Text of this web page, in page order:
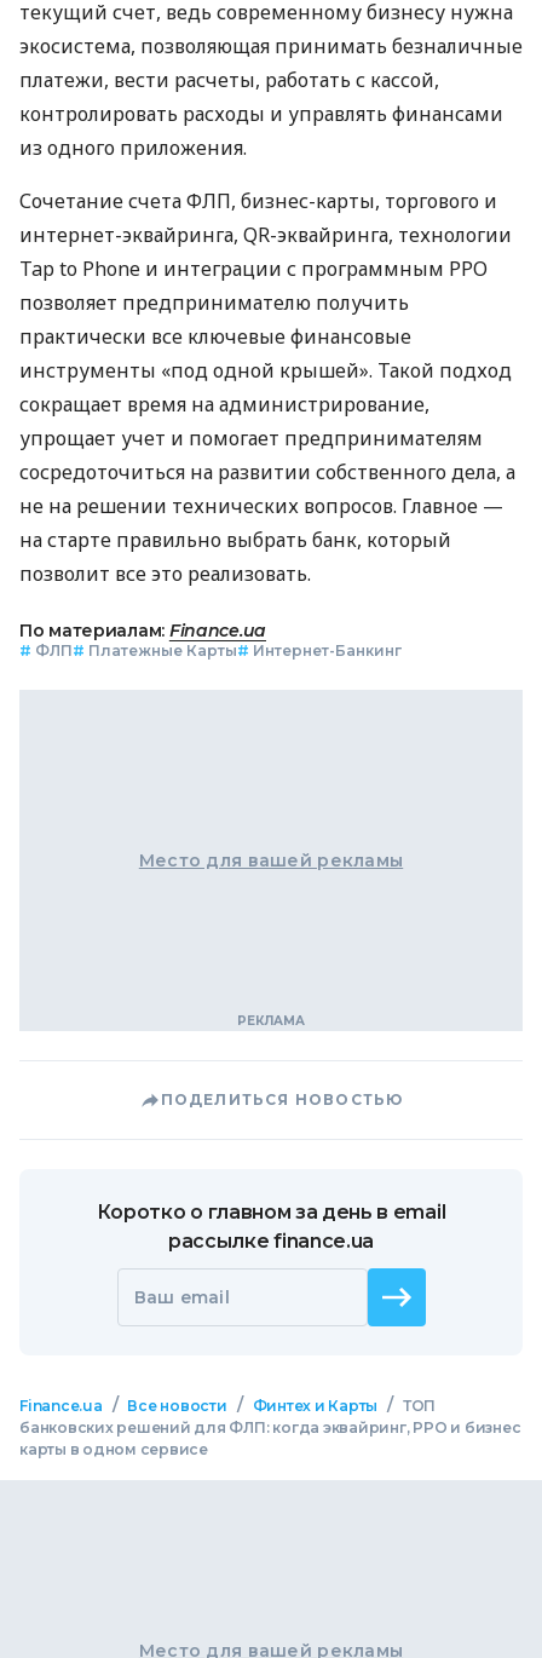
текущий счет, ведь современному бизнесу нужна
экосистема, позволяющая принимать безналичные
платежи, вести расчеты, работать с кассой,
контролировать расходы и управлять финансами
из одного приложения.
Сочетание счета ФЛП, бизнес-карты, торгового и
интернет-эквайринга, QR-эквайринга, технологии
Tap to Phone и интеграции с программным РРО
позволяет предпринимателю получить
практически все ключевые финансовые
инструменты «под одной крышей». Такой подход
сокращает время на администрирование,
упрощает учет и помогает предпринимателям
сосредоточиться на развитии собственного дела, а
не на решении технических вопросов. Главное —
на старте правильно выбрать банк, который
позволит все это реализовать.
По материалам: Finance.ua
# ФЛП# Платежные Карты# Интернет-Банкинг
Место для вашей рекламы
ПОДЕЛИТЬСЯ НОВОСТЬЮ
Коротко о главном за день в email
рассылке finance.ua
Ваш email
Finance.ua / Все новости / Финтех и Карты / ТОП
банковских решений для ФЛП: когда эквайринг, РРО и бизнес
карты в одном сервисе
Место для вашей рекламы